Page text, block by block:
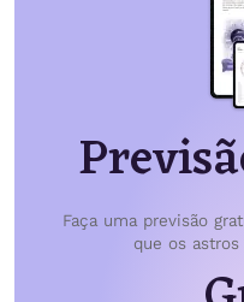
Faça uma previsão
que os